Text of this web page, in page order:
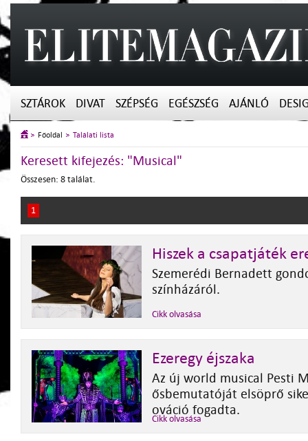
SZTÁROK DIVAT SZÉPSÉG EGÉSZSÉG AJÁNLÓ
Főoldal Találati lista
Keresett kifejezés: "Musical"
Összesen: 8 találat.
1
Hiszek a csapatjáték
Szemerédi Bernadett
színházáról.
Cikk olvasása
Ezeregy éjszaka
Az új world musical Pesti
ősbemutatóját elsöprő
ováció fogadta.
Cikk olvasása